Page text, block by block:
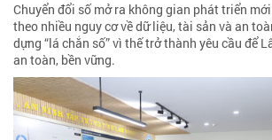
Chuyển đổi số mở ra không gian phát triển
theo nhiều nguy cơ về dữ liệu, tài sản và an
dựng “lá chắn số” vì thế trở thành yêu cầu để
an toàn, bền vững.